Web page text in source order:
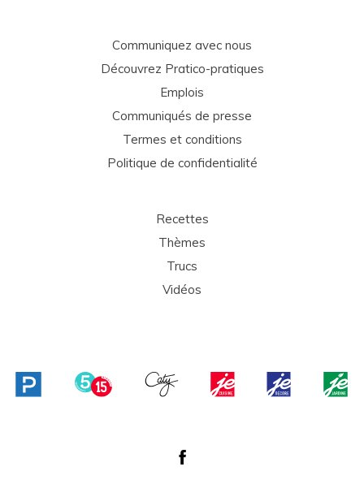
Communiquez avec nous
Découvrez Pratico-pratiques
Emplois
Communiqués de presse
Termes et conditions
Politique de confidentialité
Recettes
Thèmes
Trucs
Vidéos